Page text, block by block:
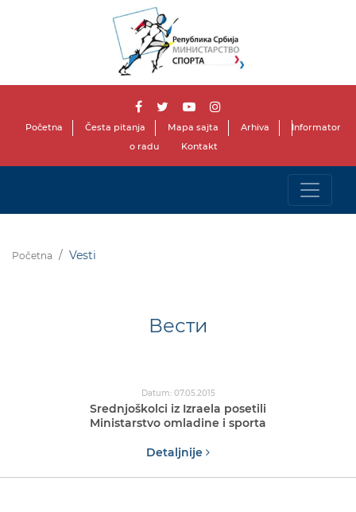
Početna Česta pitanja Mapa sajta Arhiva
Informator
o radu
Kontakt
Početna Vesti
Вести
Datum: 07.05.2015
Srednjoškolci iz Izraela posetili
Ministarstvo omladine i sporta
Detaljnije